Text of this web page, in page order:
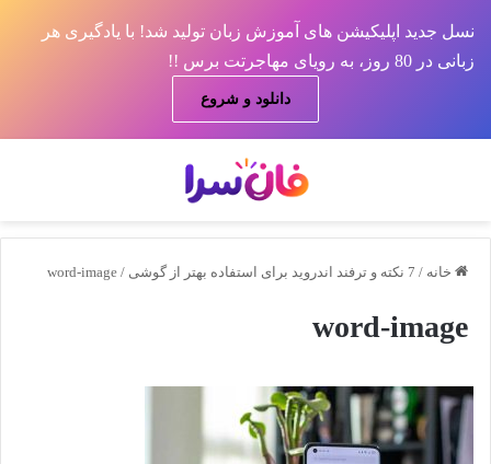
نسل جدید اپلیکیشن های آموزش زبان تولید شد! با یادگیری هر
زبانی در 80 روز، به رویای مهاجرتت برس !!
دانلود و شروع
خانه / 7 نکته و ترفند اندروید برای استفاده بهتر از گوشی /
word-image
word-image